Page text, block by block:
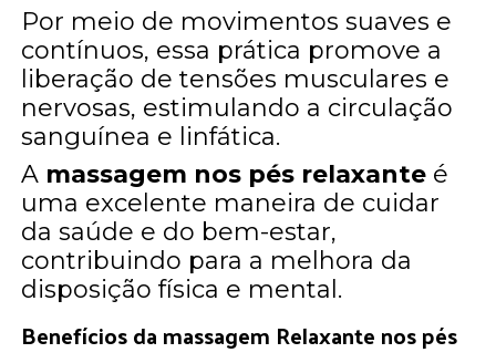
Por meio de movimentos suaves e
contínuos, essa prática promove a
liberação de tensões musculares e
nervosas, estimulando a circulação
sanguínea e linfática.
A massagem nos pés relaxante é
uma excelente maneira de cuidar
da saúde e do bem-estar,
contribuindo para a melhora da
disposição física e mental.
Benefícios da massagem Relaxante nos pés